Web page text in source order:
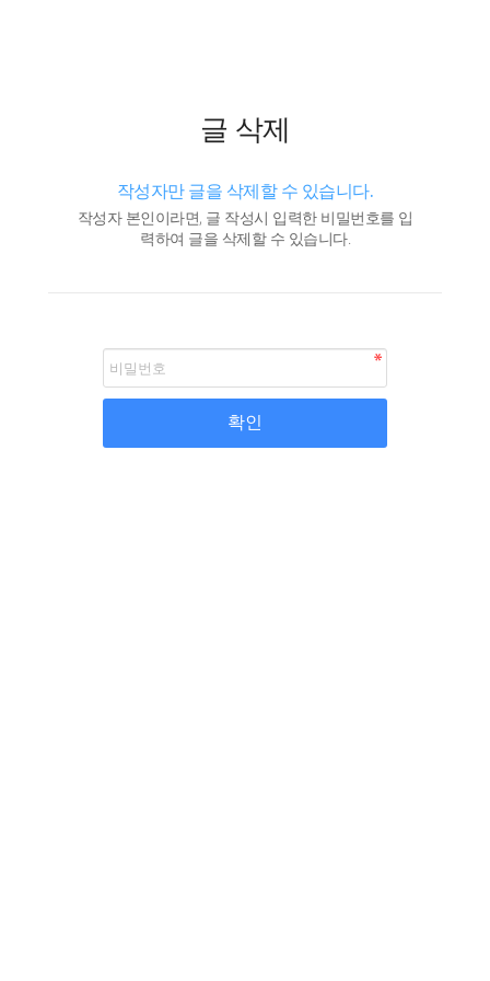
글 삭제
작성자만 글을 삭제할 수 있습니다.
작성자 본인이라면, 글 작성시 입력한 비밀번호를 입
력하여 글을 삭제할 수 있습니다.